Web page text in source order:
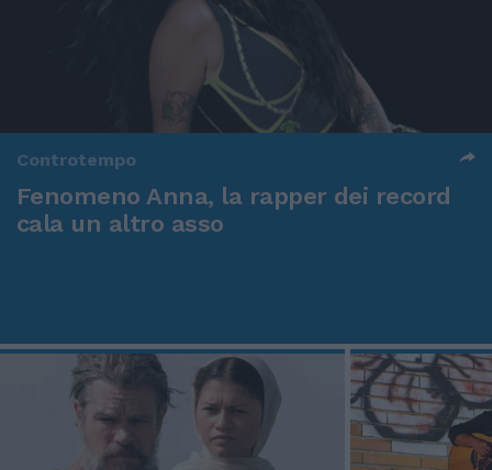
Controtempo
Fenomeno Anna, la rapper dei record
cala un altro asso